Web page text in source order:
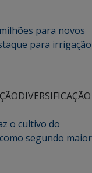
para novos
para irrigação
DIVERSIFICAÇÃO
o cultivo do
segundo maior